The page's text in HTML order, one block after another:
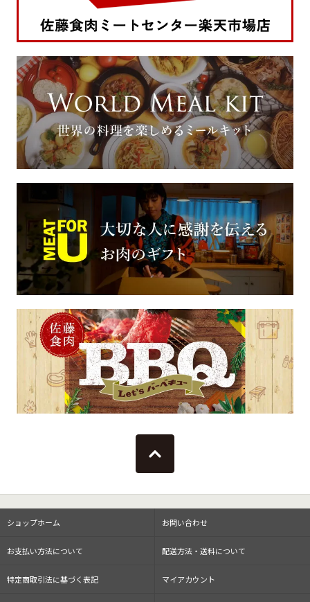
ショップホーム お問い合わせ
お支払い方法について 配送方法・送料について
特定商取引法に基づく表記 マイアカウント